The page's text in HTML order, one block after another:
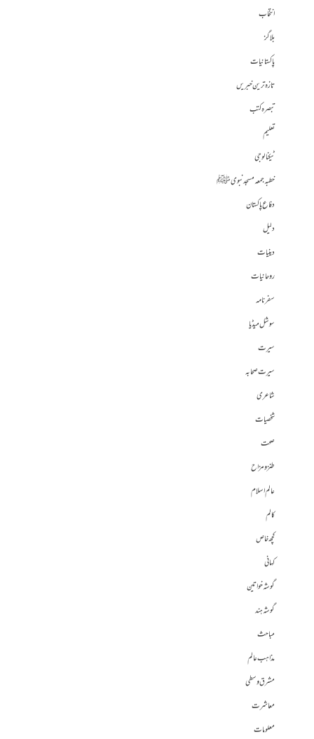
انتخاب
بلاگز
پاکستانیات
تازہ ترین خبریں
تبصرہ کتب
تعلیم
ٹیکنالوجی
خطبہ جمعہ مسجد نبوی ﷺ
دفاع پاکستان
دلیل
دینیات
روحانیات
سفرنامہ
سوشل میڈیا
سیرت
سیرت صحابہ
شاعری
شخصیات
صحت
طنز و مزاح
عالم اسلام
کالم
کچھ خاص
کہانی
گوشہ خواتین
گوشہ ہند
مباحث
مذاہب عالم
مشرق وسطی
معاشرت
معلومات